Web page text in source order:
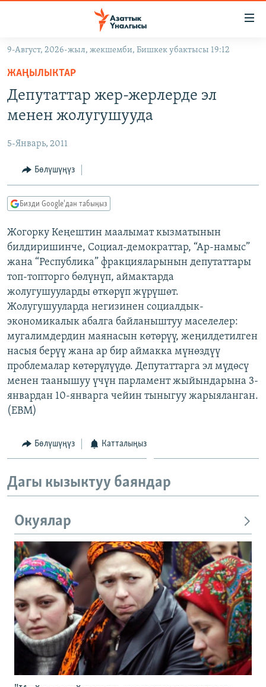
Навигацияга
өтүңүз
Издөөгө
салыңызКЫРГЫЗСТАН
ЭКОНОМИКА
МАДАНИЯТ
ДҮЙНӨ
БОРБОР АЗИЯ
АТАЙЫН ИЛИКТӨӨ
ТВ ПРОГРАММАЛАР
ЭКСПЕРТТЕР ТАЛДАЙТ
БИЗ ЖАНА ДҮЙНӨ
ДАНИСТЕ
ЭЖЕ-СИҢДИЛЕР
АЗАТТЫК+
ЫҢГАЙСЫЗ СУРООЛОР
ӨЗГӨЧӨ ПИКИР
Русский
ОНЛАЙН ШЕРИНЕ
ЭЕ/АРнун бардык сайттары
9-Август, 2026-жыл, жекшемби, Бишкек убактысы 19:12
ЖАҢЫЛЫКТАР
Депутаттар жер-жерлерде эл
менен жолугушууда
5-Январь, 2011
Бөлүшүңүз
Бизди Google'дан табыңыз
Жогорку Кеңештин маалымат кызматынын
билдиришинче, Социал-демократтар, “Ар-намыс”
жана “Республика” фракцияларынын депутаттары
топ-топторго бөлүнүп, аймактарда
жолугушууларды өткөрүп жүрүшөт.
Жолугушууларда негизинен социалдык-
экономикалык абалга байланыштуу маселелер:
мугалимдердин маянасын көтөрүү, жеңилдетилген
насыя берүү жана ар бир аймакка мүнөздүү
проблемалар көтөрүлүүдө. Депутаттарга эл мүдөсү
менен таанышуу үчүн парламент жыйындарына 3-
январдан 10-январга чейин тыныгуу жарыяланган.
(EBM)
Бөлүшүңүз Катталыңыз
Дагы кызыктуу баяндар
Окуялар